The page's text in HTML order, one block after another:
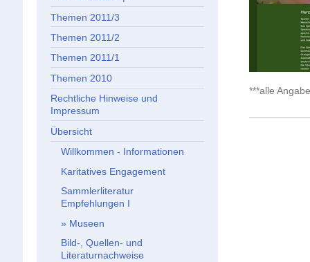
***alle
Themen 2011/3
Themen 2011/2
Themen 2011/1
Themen 2010
Rechtliche Hinweise und
Impressum
Übersicht
Willkommen - Informationen
Karitatives Engagement
Sammlerliteratur
Empfehlungen I
Museen
Bild-, Quellen- und
Literaturnachweise